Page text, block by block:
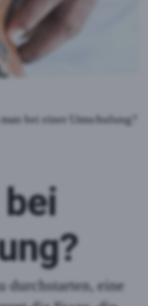
bei einer Umschulung?
durchstarten, eine